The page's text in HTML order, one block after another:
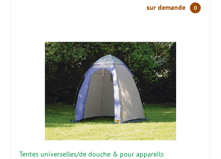
sur demande 0
Tentes universelles/de douche & pour appareils